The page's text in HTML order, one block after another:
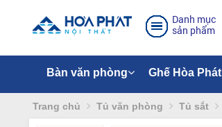
Danh mục
sản phẩm
Bàn văn phòng Ghế Hòa Phát
Trang chủ Tủ văn phòng Tủ sắt